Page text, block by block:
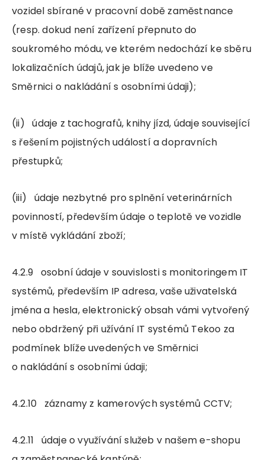
vozidel sbírané v pracovní době zaměstnance
(resp. dokud není zařízení přepnuto do
soukromého módu, ve kterém nedochází ke sběru
lokalizačních údajů, jak je blíže uvedeno ve
Směrnici o nakládání s osobními údaji);
(ii) údaje z tachografů, knihy jízd, údaje související
s řešením pojistných událostí a dopravních
přestupků;
(iii) údaje nezbytné pro splnění veterinárních
povinností, především údaje o teplotě ve vozidle
v místě vykládání zboží;
4.2.9 osobní údaje v souvislosti s monitoringem IT
systémů, především IP adresa, vaše uživatelská
jména a hesla, elektronický obsah vámi vytvořený
nebo obdržený při užívání IT systémů Tekoo za
podmínek blíže uvedených ve Směrnici
o nakládání s osobními údaji;
4.2.10 záznamy z kamerových systémů CCTV;
4.2.11 údaje o využívání služeb v našem e-shopu